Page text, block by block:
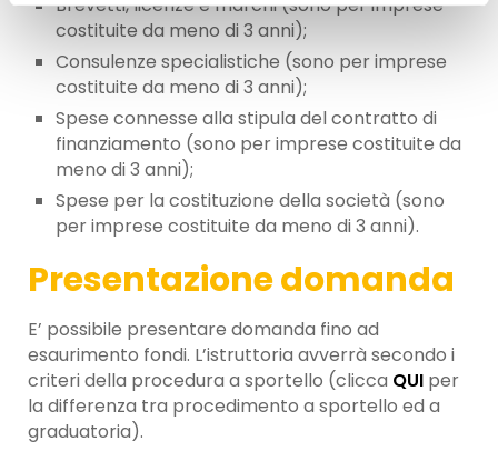
costituite da meno di 3 anni);
Consulenze specialistiche (sono per imprese
costituite da meno di 3 anni);
Spese connesse alla stipula del contratto di
finanziamento (sono per imprese costituite da
meno di 3 anni);
Spese per la costituzione della società (sono
per imprese costituite da meno di 3 anni).
Presentazione domanda
E’ possibile presentare domanda fino ad
esaurimento fondi. L’istruttoria avverrà secondo i
criteri della procedura a sportello (clicca QUI per
la differenza tra procedimento a sportello ed a
graduatoria).